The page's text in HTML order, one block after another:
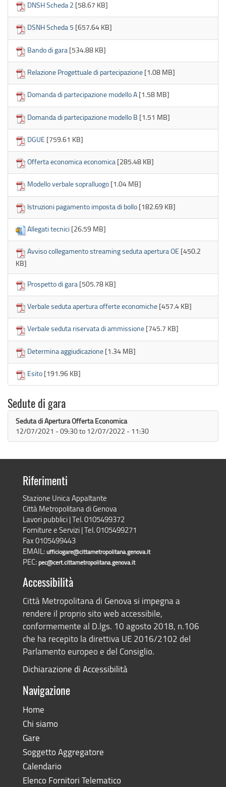
DNSH Scheda 2 [58.67 KB]
DSNH Scheda 5 [657.64 KB]
Bando di gara [534.88 KB]
Relazione Progettuale di partecipazione [1.08 MB]
Domanda di partecipazione modello A [1.58 MB]
Domanda di partecipazione modello B [1.51 MB]
DGUE [759.61 KB]
Offerta economica economica [285.48 KB]
Modello verbale sopralluogo [1.04 MB]
Istruzioni pagamento imposta di bollo [182.69 KB]
Allegati tecnici [26.59 MB]
Avviso collegamento streaming seduta apertura OE [450.2
KB]
Prospetto di gara [505.78 KB]
Verbale seduta apertura offerte economiche [457.4 KB]
Verbale seduta riservata di ammissione [745.7 KB]
Determina aggiudicazione [1.34 MB]
Esito [191.96 KB]
Sedute di gara
Seduta di Apertura Offerta Economica
12/07/2021 - 09:30to 12/07/2022 - 11:30
Riferimenti
Stazione Unica Appaltante
Città Metropolitana di Genova
Lavori pubblici | Tel. 0105499372
Forniture e Servizi | Tel. 0105499271
Fax 0105499443
EMAIL:ufficiogare@cittametropolitana.genova.it
PEC:pec@cert.cittametropolitana.genova.it
Accessibilità
Città Metropolitana di Genova si impegna a
rendere il proprio sito web accessibile,
conformemente al D.lgs. 10 agosto 2018, n.106
che ha recepito la direttiva UE 2016/2102 del
Parlamento europeo e del Consiglio.
Dichiarazione di Accessibilità
Navigazione
Home
Chi siamo
Gare
Soggetto Aggregatore
Calendario
Elenco Fornitori Telematico